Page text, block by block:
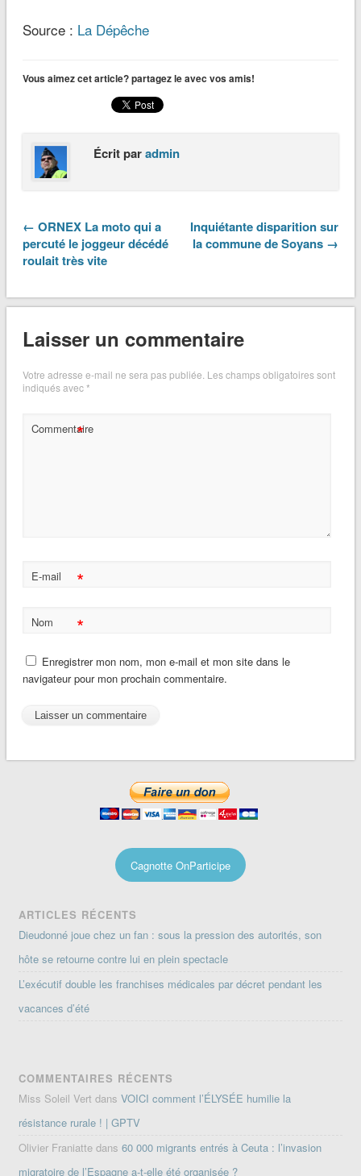
Source : La Dépêche
Vous aimez cet article? partagez le avec vos amis!
Écrit paradmin
← ORNEX La moto qui a
percuté le joggeur décédé
roulait très vite
Inquiétante disparition sur
la commune de Soyans →
Laisser un commentaire
Votre adresse e-mail ne sera pas publiée. Les champs obligatoires sont
indiqués avec*
Commentaire
*
E-mail *
Nom *
Enregistrer mon nom, mon e-mail et mon site dans le
navigateur pour mon prochain commentaire.
Cagnotte OnParticipe
ARTICLES RÉCENTS
Dieudonné joue chez un fan : sous la pression des autorités, son
hôte se retourne contre lui en plein spectacle
L’exécutif double les franchises médicales par décret pendant les
vacances d’été
COMMENTAIRES RÉCENTS
Miss Soleil Vert dansVOICI comment l’ÉLYSÉE humilie la
résistance rurale ! | GPTV
Olivier Franiatte dans60 000 migrants entrés à Ceuta : l’invasion
migratoire de l’Espagne a-t-elle été organisée ?